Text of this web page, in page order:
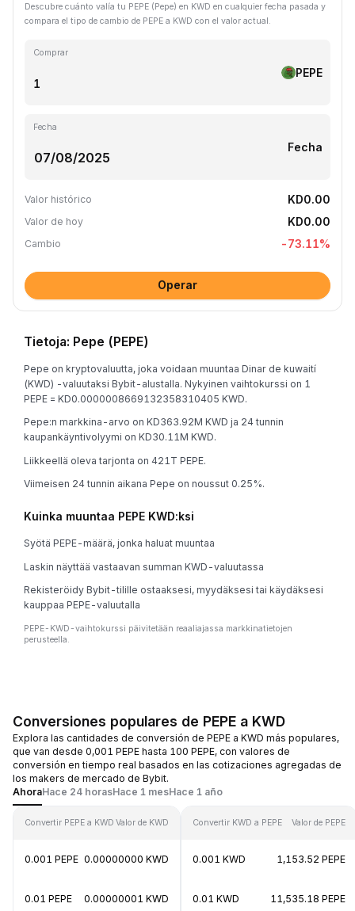
Descubre cuánto valía tu PEPE (Pepe) en KWD en cualquier fecha pasada y
compara el tipo de cambio de PEPE a KWD con el valor actual.
Comprar
PEPE
Fecha
Fecha
Valor histórico KD0.00
Valor de hoy KD0.00
Cambio -73.11%
Operar
Tietoja: Pepe (PEPE)
Pepe on kryptovaluutta, joka voidaan muuntaa Dinar de kuwaití
(KWD) -valuutaksi Bybit-alustalla. Nykyinen vaihtokurssi on 1
PEPE = KD0.0000008669132358310405 KWD.
Pepe:n markkina-arvo on KD363.92M KWD ja 24 tunnin
kaupankäyntivolyymi on KD30.11M KWD.
Liikkeellä oleva tarjonta on 421T PEPE.
Viimeisen 24 tunnin aikana Pepe on noussut 0.25%.
Kuinka muuntaa PEPE KWD:ksi
Syötä PEPE-määrä, jonka haluat muuntaa
Laskin näyttää vastaavan summan KWD-valuutassa
Rekisteröidy Bybit-tilille ostaaksesi, myydäksesi tai käydäksesi
kauppaa PEPE-valuutalla
PEPE-KWD-vaihtokurssi päivitetään reaaliajassa markkinatietojen
perusteella.
Conversiones populares de PEPE a KWD
Explora las cantidades de conversión de PEPE a KWD más populares,
que van desde 0,001 PEPE hasta 100 PEPE, con valores de
conversión en tiempo real basados en las cotizaciones agregadas de
los makers de mercado de Bybit.
AhoraHace 24 horasHace 1 mesHace 1 año
Convertir PEPE a KWD Valor de KWD
0.001 PEPE 0.00000000 KWD
0.01 PEPE 0.00000001 KWD
Convertir KWD a PEPE Valor de PEPE
0.001 KWD 1,153.52 PEPE
0.01 KWD 11,535.18 PEPE